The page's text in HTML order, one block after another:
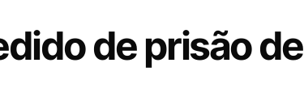
de prisão de